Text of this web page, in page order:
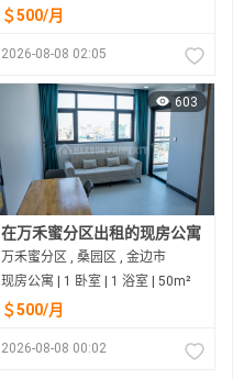
＄500/月
2026-08-08 02:05
603
在万禾蜜分区出租的现房公寓
万禾蜜分区 , 桑园区 , 金边市
现房公寓 | 1 卧室 | 1 浴室 | 50m²
＄500/月
2026-08-08 00:02